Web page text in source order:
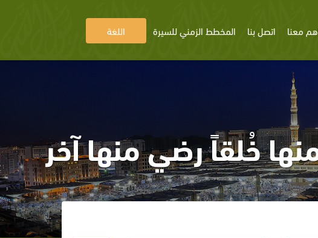
معنا اتصل بنا المخطط الزمني للسيرة اللغة
خُلقاً رضي منها آخر